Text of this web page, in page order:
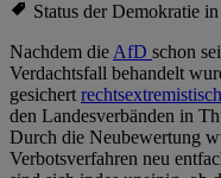
Status der Demokratie
Nachdem dieAfD schon
Verdachtsfall behandelt
gesichertrechtsextremistisch
den Landesverbänden in
Durch die Neubewertung
Verbotsverfahren neu